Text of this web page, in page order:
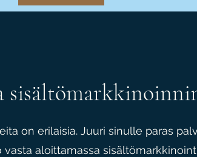
on erilaisia. Juuri sinulle paras
aloittamassa